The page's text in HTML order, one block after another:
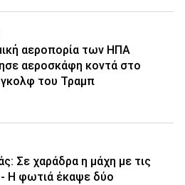
αεροπορία των ΗΠΑ
αεροσκάφη κοντά στο
του Τραμπ
Σε χαράδρα η μάχη με τις
Η φωτιά έκαψε δύο